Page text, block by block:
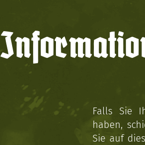
Falls Sie
haben,
Sie auf